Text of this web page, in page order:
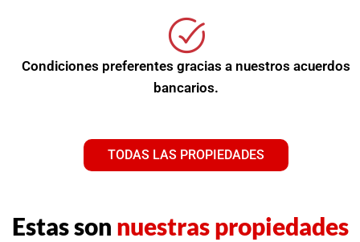
Condiciones preferentes gracias a nuestros acuerdos
bancarios.
TODAS LAS PROPIEDADES
Estas son nuestras propiedades